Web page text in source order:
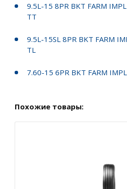
9.5L-15 8PR BKT FARM
TT
9.5L-15SL 8PR BKT FARM
TL
7.60-15 6PR BKT FARM
Похожие товары: